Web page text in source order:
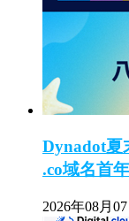
Dynadot夏
.co域名首
2026年08月07